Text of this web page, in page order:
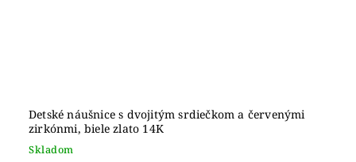
Detské náušnice s dvojitým srdiečkom a červenými
zirkónmi, biele zlato 14K
Skladom